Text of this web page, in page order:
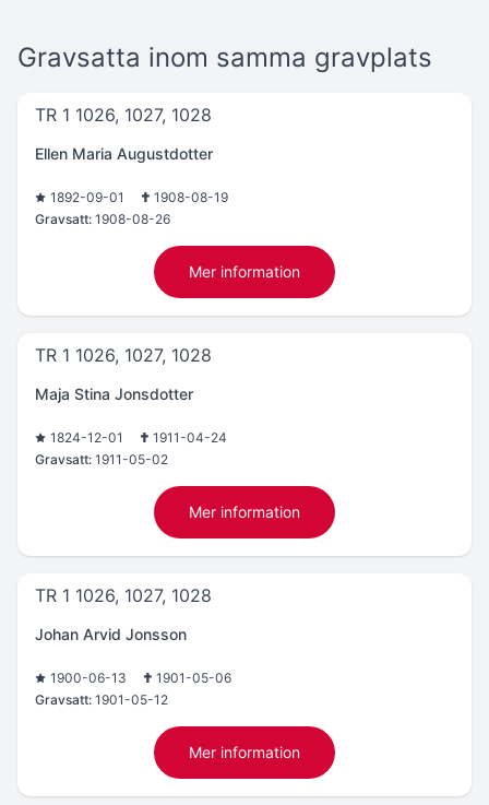
Gravsatta inom samma gravplats
TR 1 1026, 1027, 1028
Ellen Maria Augustdotter
1892-09-01
1908-08-19
Gravsatt: 1908-08-26
Mer information
TR 1 1026, 1027, 1028
Maja Stina Jonsdotter
1824-12-01
1911-04-24
Gravsatt: 1911-05-02
Mer information
TR 1 1026, 1027, 1028
Johan Arvid Jonsson
1900-06-13
1901-05-06
Gravsatt: 1901-05-12
Mer information